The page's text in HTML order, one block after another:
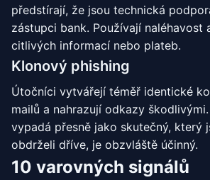
předstírají, že jsou technická
zástupci bank. Používají naléhavost
citlivých informací nebo plateb.
Klonový phishing
Útočníci vytvářejí téměř identické
mailů a nahrazují odkazy
vypadá přesně jako skutečný, který
obdrželi dříve, je obzvláště účinný.
10 varovných signálů